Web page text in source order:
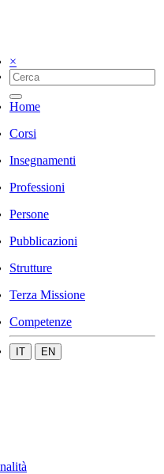
×
Home
Corsi
Insegnamenti
Professioni
Persone
Pubblicazioni
Strutture
Terza Missione
Competenze
IT EN